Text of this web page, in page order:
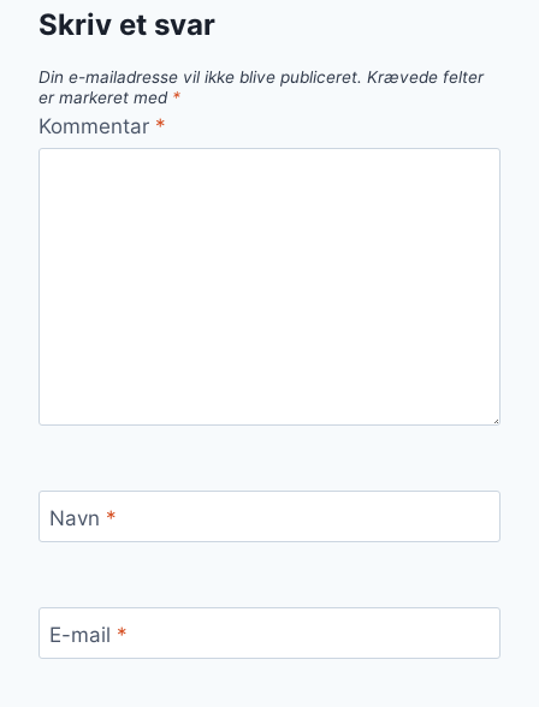
Skriv et svar
Din e-mailadresse vil ikke blive publiceret. Krævede felter
er markeret med *
Kommentar *
Navn *
E-mail *